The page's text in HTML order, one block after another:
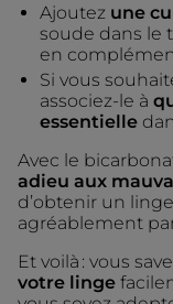
Ajoutez une
soude dans le
en
Si vous
associez-le à
essentielle
Avec le
adieu aux
d’obtenir un
agréablement
Et voilà : vous
votre linge